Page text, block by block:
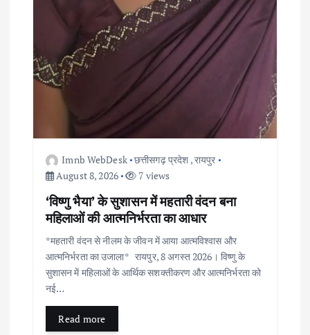
Imnb WebDesk छत्तीसगढ़ प्रदेश ,रायपुर
August 8, 2026
7 views
‘विष्णु भैया’ के सुशासन में महतारी वंदन बना
महिलाओं की आत्मनिर्भरता का आधार
*महतारी वंदन से नीलम के जीवन में आया आत्मविश्वास और
आत्मनिर्भरता का उजाला* रायपुर, 8 अगस्त 2026। विष्णु के
सुशासन में महिलाओं के आर्थिक सशक्तीकरण और आत्मनिर्भरता को
नई…
Read more